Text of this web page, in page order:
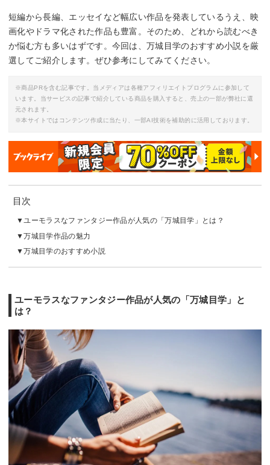
短編から長編、エッセイなど幅広い作品を発表しているうえ、映
画化やドラマ化された作品も豊富。そのため、どれから読むべき
か悩む方も多いはずです。今回は、万城目学のおすすめ小説を厳
選してご紹介します。ぜひ参考にしてみてください。
※商品PRを含む記事です。当メディアは各種アフィリエイトプログラムに参加して
います。当サービスの記事で紹介している商品を購入すると、売上の一部が弊社に還
元されます。
※本サイトではコンテンツ作成に当たり、一部AI技術を補助的に活用しております。
目次
ユーモラスなファンタジー作品が人気の「万城目学」とは？
万城目学作品の魅力
万城目学のおすすめ小説
ユーモラスなファンタジー作品が人気の「万城目学」と
は？